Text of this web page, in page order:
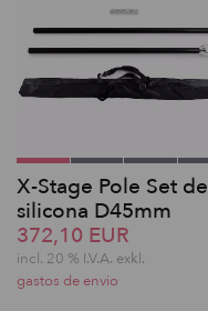
X-Stage Pole Set de
silicona D45mm
372,10 EUR
incl. 20 % I.V.A. exkl.
gastos de envio